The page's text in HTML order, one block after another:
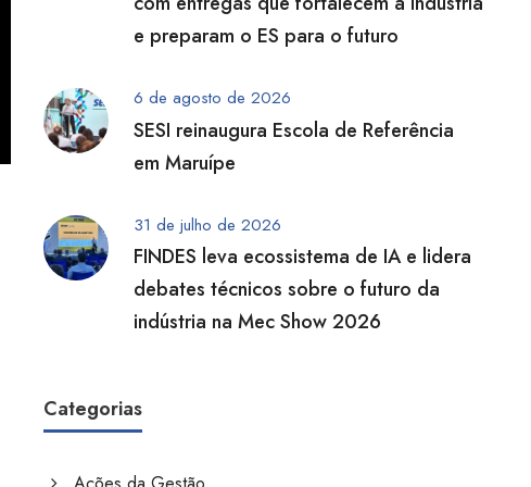
e preparam o ES para o futuro
6 de agosto de 2026
SESI reinaugura Escola de Referência
em Maruípe
31 de julho de 2026
FINDES leva ecossistema de IA e lidera
debates técnicos sobre o futuro da
indústria na Mec Show 2026
Categorias